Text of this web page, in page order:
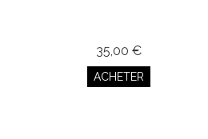
35,00 €
ACHETER